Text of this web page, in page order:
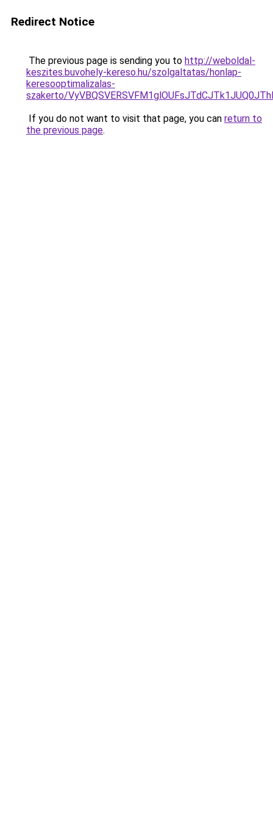
Redirect Notice
The previous page is sending you to http://weboldal-
keszites.buvohely-kereso.hu/szolgaltatas/honlap-
keresooptimalizalas-
szakerto/
If you do not want to visit that page, you can return to
the previous page.